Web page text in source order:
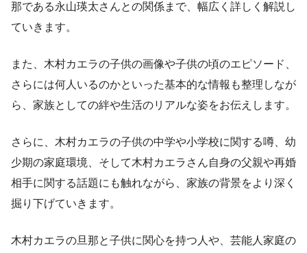
那である永山瑛太さんとの関係まで、幅広く詳しく解説し
ていきます。
また、木村カエラの子供の画像や子供の頃のエピソード、
さらには何人いるのかといった基本的な情報も整理しなが
ら、家族としての絆や生活のリアルな姿をお伝えします。
さらに、木村カエラの子供の中学や小学校に関する噂、幼
少期の家庭環境、そして木村カエラさん自身の父親や再婚
相手に関する話題にも触れながら、家族の背景をより深く
掘り下げていきます。
木村カエラの旦那と子供に関心を持つ人や、芸能人家庭の